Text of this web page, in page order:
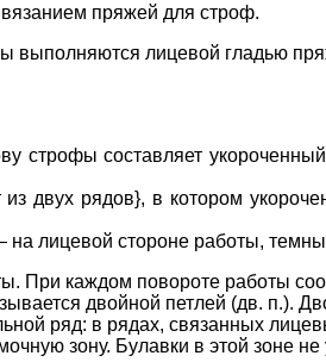
пряжей для строф.
выполняются лицевой гладью
составляет
двух рядов}, в котором
на лицевой стороне работы,
При каждом повороте работы
двойной петлей (дв. п.).
ряд: в рядах, связанных
зону. Булавки в этой зоне не